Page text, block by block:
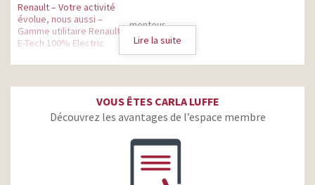
Renault – Votre activité
évolue, nous aussi –
Gamme utilitaire Renault
E-Tech 100% Electric
monteur
Hyundai Ioniq 5 – Power
Renault Scenic aime les
familles depuis 25 ans
monteur
monteur
Lire la suite
VOUS ÊTES CARLA LUFFE
Découvrez les avantages de l’espace membre